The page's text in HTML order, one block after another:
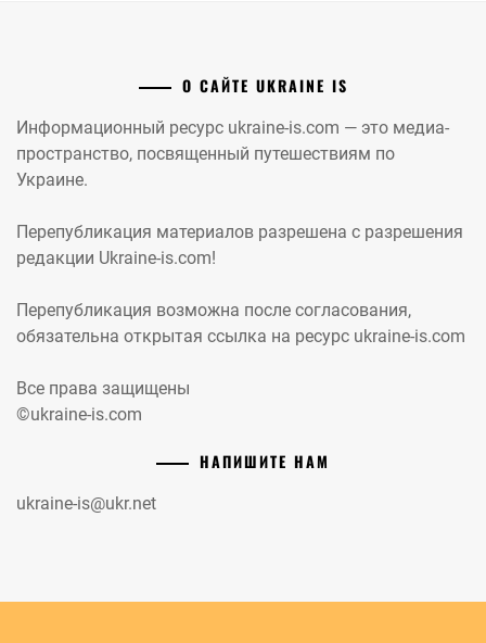
О САЙТЕ UKRAINE IS
Информационный ресурс ukraine-is.com — это медиа-
пространство, посвященный путешествиям по
Украине.
Перепубликация материалов разрешена с разрешения
редакции Ukraine-is.com!
Перепубликация возможна после согласования,
обязательна открытая ссылка на ресурс ukraine-is.com
Все права защищены
©ukraine-is.com
НАПИШИТЕ НАМ
ukraine-is@ukr.net